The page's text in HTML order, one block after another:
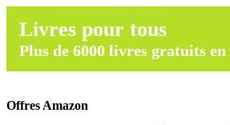
Livres pour tous
Plus de 6000 livres gratuits
Offres Amazon